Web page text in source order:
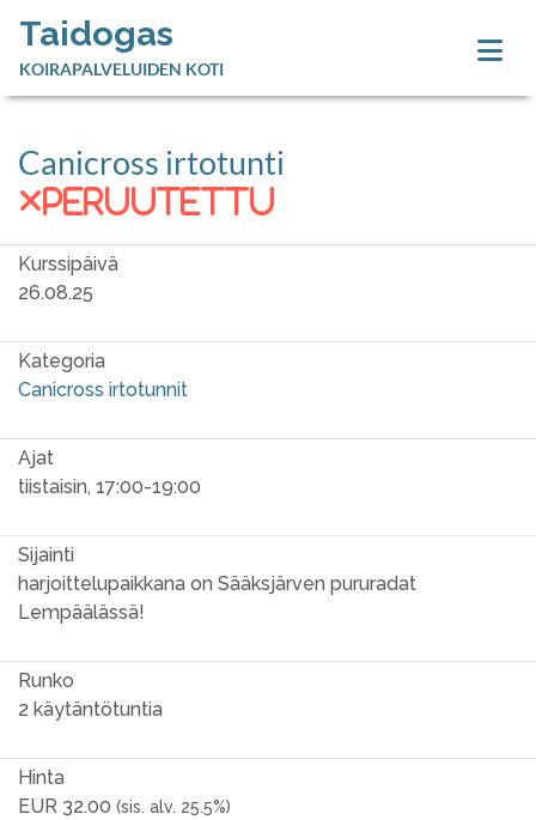
Taidogas
KOIRAPALVELUIDEN KOTI
Canicross irtotunti
peruutettu
Kurssipäivä
26.08.25
Kategoria
Canicross irtotunnit
Ajat
tiistaisin, 17:00-19:00
Sijainti
harjoittelupaikkana on Sääksjärven pururadat
Lempäälässä!
Runko
2 käytäntötuntia
Hinta
EUR 32.00 (sis. alv. 25.5%)